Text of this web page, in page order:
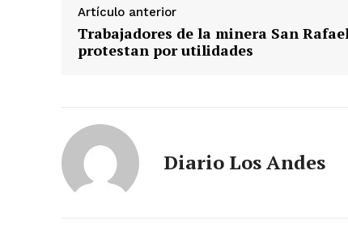
Artículo anterior
Trabajadores de la minera San
protestan por utilidades
Diario Los Andes